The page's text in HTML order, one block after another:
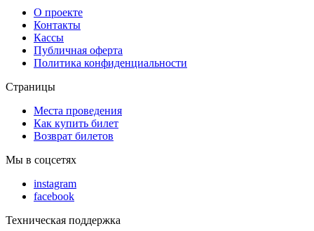
О проекте
Контакты
Кассы
Публичная оферта
Политика конфиденциальности
Страницы
Места проведения
Как купить билет
Возврат билетов
Мы в соцсетях
instagram
facebook
Техническая поддержка